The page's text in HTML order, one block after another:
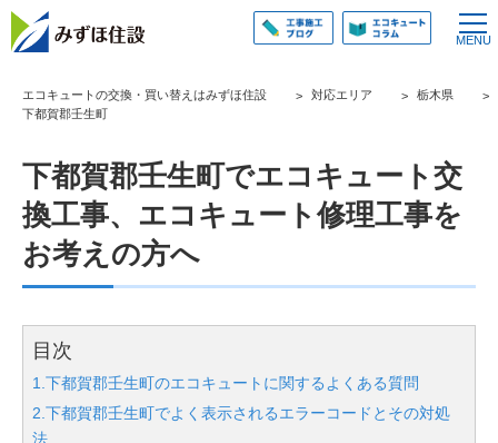
エコキュートの交換・買い替えはみずほ住設 対応エリア
栃木県
下都賀郡壬生町
下都賀郡壬生町でエコキュート交
換工事、エコキュート修理工事を
お考えの方へ
目次
1.下都賀郡壬生町のエコキュートに関するよくある質問
2.下都賀郡壬生町でよく表示されるエラーコードとその対処
法